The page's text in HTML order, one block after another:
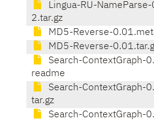
Lingua-RU-NameParse-
2.tar.gz
MD5-Reverse-
MD5-Reverse-
Search-ContextGraph-
readme
Search-ContextGraph-
tar.gz
Search-ContextGraph-